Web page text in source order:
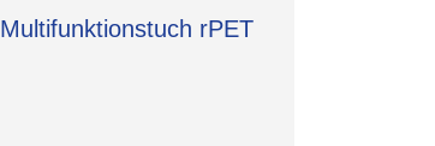
Multifunktionstuch rPET